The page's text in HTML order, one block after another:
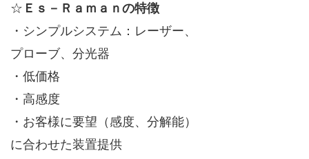
☆ Ｅｓ－Ｒａｍａｎの特徴
・シンプルシステム：レーザー、
プローブ、分光器
・低価格
・高感度
・お客様に要望（感度、分解能）
に合わせた装置提供